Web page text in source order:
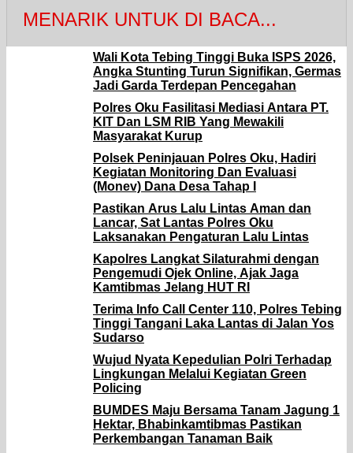
MENARIK UNTUK DI BACA...
Wali Kota Tebing Tinggi Buka ISPS 2026,
Angka Stunting Turun Signifikan, Germas
Jadi Garda Terdepan Pencegahan
Polres Oku Fasilitasi Mediasi Antara PT.
KIT Dan LSM RIB Yang Mewakili
Masyarakat Kurup
Polsek Peninjauan Polres Oku, Hadiri
Kegiatan Monitoring Dan Evaluasi
(Monev) Dana Desa Tahap I
Pastikan Arus Lalu Lintas Aman dan
Lancar, Sat Lantas Polres Oku
Laksanakan Pengaturan Lalu Lintas
Kapolres Langkat Silaturahmi dengan
Pengemudi Ojek Online, Ajak Jaga
Kamtibmas Jelang HUT RI
Terima Info Call Center 110, Polres Tebing
Tinggi Tangani Laka Lantas di Jalan Yos
Sudarso
Wujud Nyata Kepedulian Polri Terhadap
Lingkungan Melalui Kegiatan Green
Policing
BUMDES Maju Bersama Tanam Jagung 1
Hektar, Bhabinkamtibmas Pastikan
Perkembangan Tanaman Baik